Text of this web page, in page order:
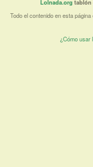
Lolnada.org tablón
Todo el contenido en esta
¿Cómo usar